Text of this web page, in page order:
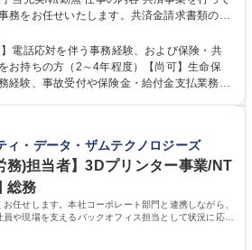
務をお任せいたします。共済金請求書類の受
入力のほか、加入者様や医療機関等からの問
。 ■共済金請求書類の受付、
に関する審査・事務処理業務全般を担当 ■専
各種必要書類の作成・発送作業 ■加入者様や
電話応対を伴う事務経験、および保険・共
お持ちの方（2～4年程度）【尚可】生命保
経験、事故受付や保険金・給付金支払業務経
！ 学歴・資格 学歴：大学院
語学力： 資格：
ィ・データ・ザムテクノロジーズ
務)担当者】3Dプリンター事業/NT
総務
任せします。本社コーポレート部門と連携しながら、
や現場を支えるバックオフィス担当として状況に応じ
ます。